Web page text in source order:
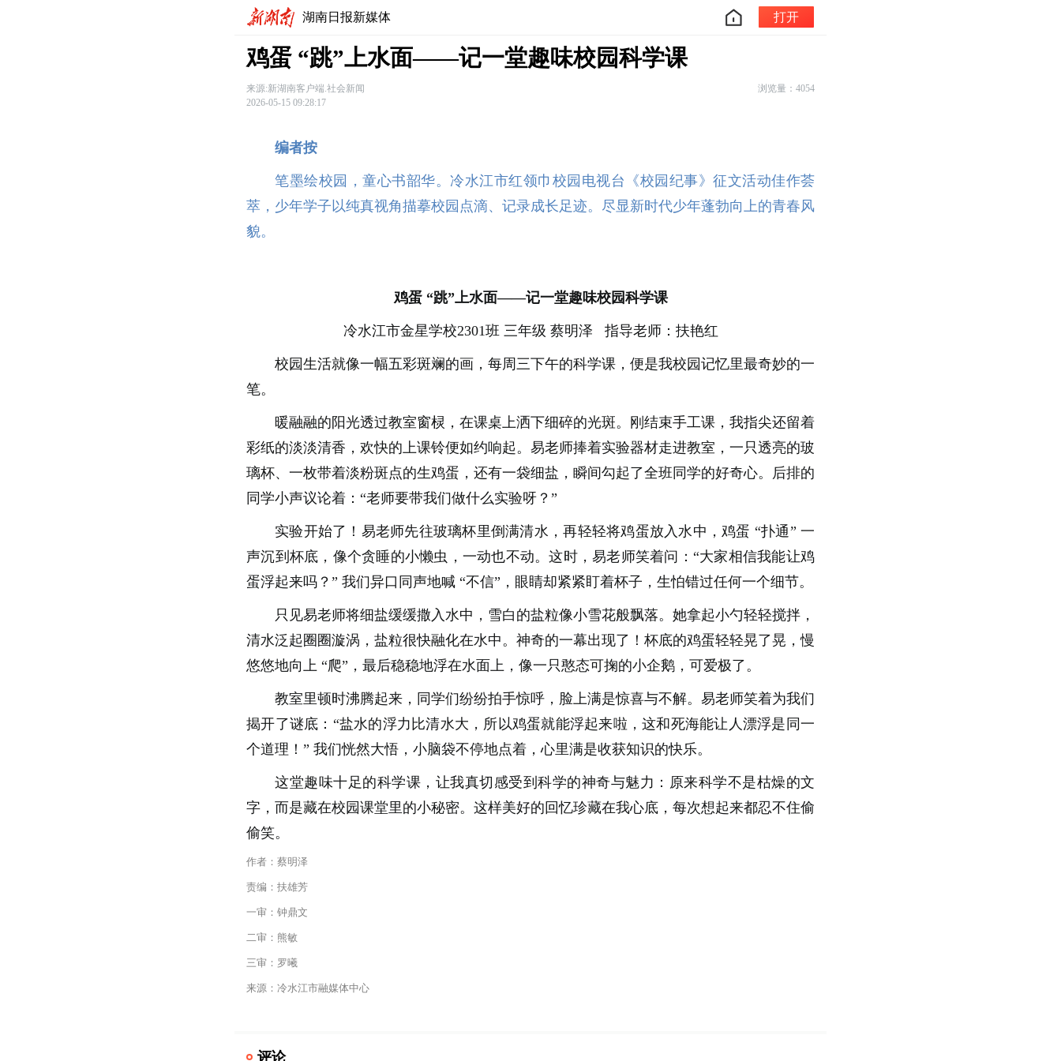
湖南日报新媒体 打开
鸡蛋 “跳”上水面——记一堂趣味校园科学课
来源:新湖南客户端.社会新闻
浏览量：4054
2026-05-15 09:28:17
编者按
笔墨绘校园，童心书韶华。冷水江市红领巾校园电视台《校园纪事》征文活动佳作荟
萃，少年学子以纯真视角描摹校园点滴、记录成长足迹。尽显新时代少年蓬勃向上的青春风
貌。
鸡蛋 “跳”上水面——记一堂趣味校园科学课
冷水江市金星学校2301班 三年级 蔡明泽 指导老师：扶艳红
校园生活就像一幅五彩斑斓的画，每周三下午的科学课，便是我校园记忆里最奇妙的一
笔。
暖融融的阳光透过教室窗棂，在课桌上洒下细碎的光斑。刚结束手工课，我指尖还留着
彩纸的淡淡清香，欢快的上课铃便如约响起。易老师捧着实验器材走进教室，一只透亮的玻
璃杯、一枚带着淡粉斑点的生鸡蛋，还有一袋细盐，瞬间勾起了全班同学的好奇心。后排的
同学小声议论着：“老师要带我们做什么实验呀？”
实验开始了！易老师先往玻璃杯里倒满清水，再轻轻将鸡蛋放入水中，鸡蛋 “扑通” 一
声沉到杯底，像个贪睡的小懒虫，一动也不动。这时，易老师笑着问：“大家相信我能让鸡
蛋浮起来吗？” 我们异口同声地喊 “不信”，眼睛却紧紧盯着杯子，生怕错过任何一个细节。
只见易老师将细盐缓缓撒入水中，雪白的盐粒像小雪花般飘落。她拿起小勺轻轻搅拌，
清水泛起圈圈漩涡，盐粒很快融化在水中。神奇的一幕出现了！杯底的鸡蛋轻轻晃了晃，慢
悠悠地向上 “爬”，最后稳稳地浮在水面上，像一只憨态可掬的小企鹅，可爱极了。
教室里顿时沸腾起来，同学们纷纷拍手惊呼，脸上满是惊喜与不解。易老师笑着为我们
揭开了谜底：“盐水的浮力比清水大，所以鸡蛋就能浮起来啦，这和死海能让人漂浮是同一
个道理！” 我们恍然大悟，小脑袋不停地点着，心里满是收获知识的快乐。
这堂趣味十足的科学课，让我真切感受到科学的神奇与魅力：原来科学不是枯燥的文
字，而是藏在校园课堂里的小秘密。这样美好的回忆珍藏在我心底，每次想起来都忍不住偷
偷笑。
作者：蔡明泽
责编：扶雄芳
一审：钟鼎文
二审：熊敏
三审：罗曦
来源：冷水江市融媒体中心
评论